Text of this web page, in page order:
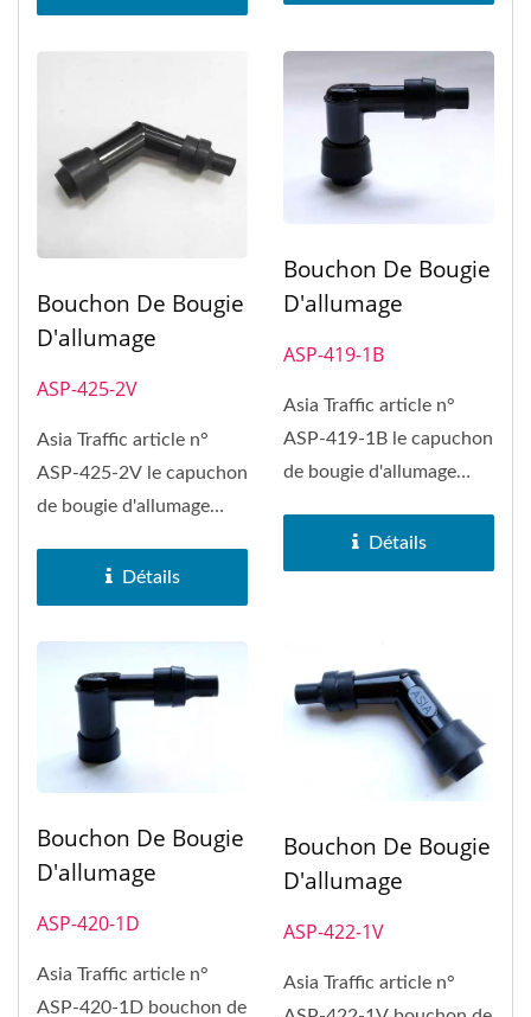
Bouchon De Bougie
D'allumage
ASP-425-2V
Asia Traffic article n°
ASP-425-2V le capuchon
de bougie d'allumage
capuchon...Détails
Bouchon De Bougie
D'allumage
ASP-419-1B
Asia Traffic article n°
ASP-419-1B le capuchon
de bougie d'allumage
capuchon...Détails
Bouchon De Bougie
D'allumage
ASP-420-1D
Asia Traffic article n°
ASP-420-1D bouchon de
Bouchon De Bougie
D'allumage
ASP-422-1V
Asia Traffic article n°